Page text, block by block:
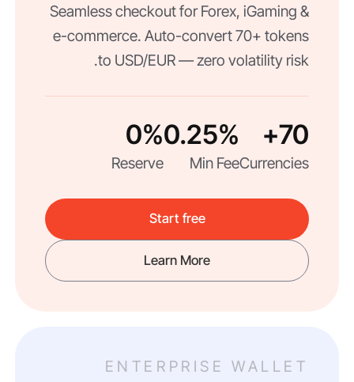
Seamless checkout for Forex, iGaming &
e-commerce. Auto-convert 70+ tokens
to USD/EUR — zero volatility risk.
70+
Currencies
0.25%
Min Fee
0%
Reserve
Start free
Learn More
ENTERPRISE WALLET